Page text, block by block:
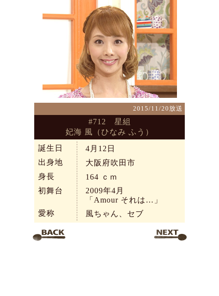
2015/11/20放送
#712 星組
妃海 風（ひなみ ふう）
誕生日
4月12日
出身地
大阪府吹田市
身長
164 ｃｍ
初舞台
2009年4月
「Amour それは…」
愛称
風ちゃん、セブ